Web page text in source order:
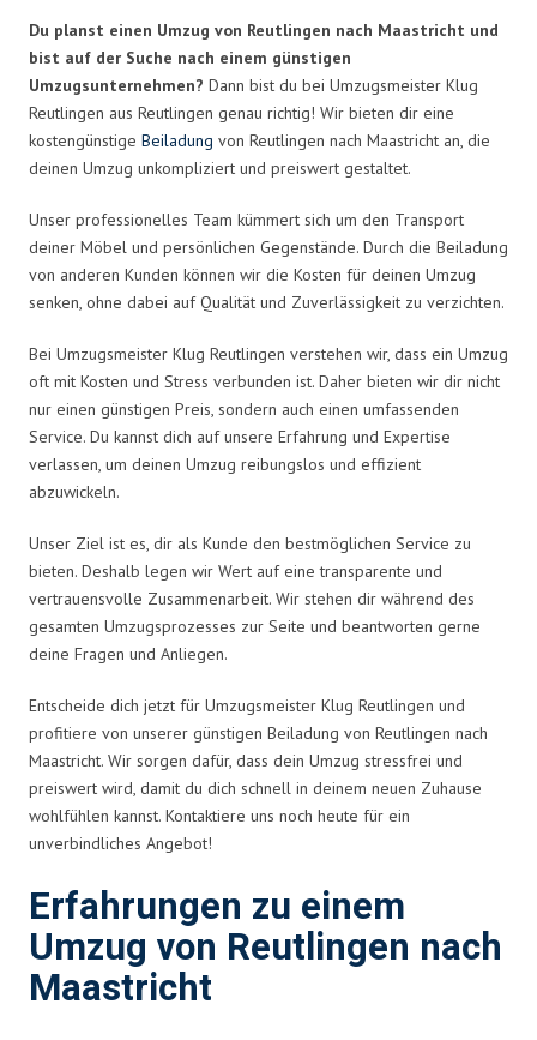
Du planst einen Umzug von Reutlingen nach Maastricht und
bist auf der Suche nach einem günstigen
Umzugsunternehmen? Dann bist du bei Umzugsmeister Klug
Reutlingen aus Reutlingen genau richtig! Wir bieten dir eine
kostengünstige Beiladung von Reutlingen nach Maastricht an, die
deinen Umzug unkompliziert und preiswert gestaltet.
Unser professionelles Team kümmert sich um den Transport
deiner Möbel und persönlichen Gegenstände. Durch die Beiladung
von anderen Kunden können wir die Kosten für deinen Umzug
senken, ohne dabei auf Qualität und Zuverlässigkeit zu verzichten.
Bei Umzugsmeister Klug Reutlingen verstehen wir, dass ein Umzug
oft mit Kosten und Stress verbunden ist. Daher bieten wir dir nicht
nur einen günstigen Preis, sondern auch einen umfassenden
Service. Du kannst dich auf unsere Erfahrung und Expertise
verlassen, um deinen Umzug reibungslos und effizient
abzuwickeln.
Unser Ziel ist es, dir als Kunde den bestmöglichen Service zu
bieten. Deshalb legen wir Wert auf eine transparente und
vertrauensvolle Zusammenarbeit. Wir stehen dir während des
gesamten Umzugsprozesses zur Seite und beantworten gerne
deine Fragen und Anliegen.
Entscheide dich jetzt für Umzugsmeister Klug Reutlingen und
profitiere von unserer günstigen Beiladung von Reutlingen nach
Maastricht. Wir sorgen dafür, dass dein Umzug stressfrei und
preiswert wird, damit du dich schnell in deinem neuen Zuhause
wohlfühlen kannst. Kontaktiere uns noch heute für ein
unverbindliches Angebot!
Erfahrungen zu einem
Umzug von Reutlingen nach
Maastricht